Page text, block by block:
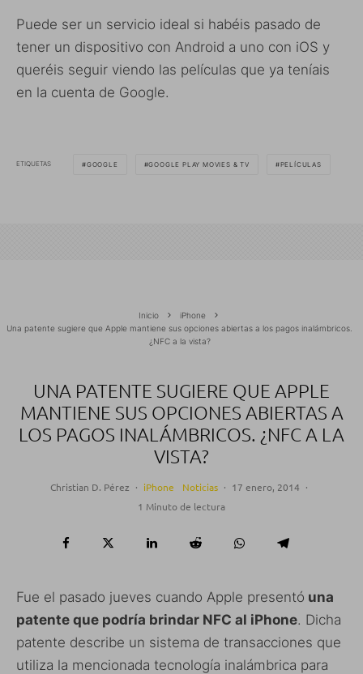
Puede ser un servicio ideal si habéis pasado de
tener un dispositivo con Android a uno con iOS y
queréis seguir viendo las películas que ya teníais
en la cuenta de Google.
ETIQUETAS GOOGLE GOOGLE PLAY MOVIES & TV PELÍCULAS
Inicio
iPhone
Una patente sugiere que Apple mantiene sus opciones abiertas a los pagos inalámbricos.
¿NFC a la vista?
UNA PATENTE SUGIERE QUE APPLE
MANTIENE SUS OPCIONES ABIERTAS A
LOS PAGOS INALÁMBRICOS. ¿NFC A LA
VISTA?
Christian D. Pérez · iPhone Noticias · 17 enero, 2014 ·
1 Minuto de lectura
Fue el pasado jueves cuando Apple presentó una
patente que podría brindar NFC al iPhone. Dicha
patente describe un sistema de transacciones que
utiliza la mencionada tecnología inalámbrica para